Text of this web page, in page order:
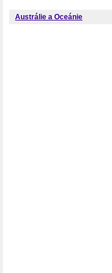
Austrálie a Oceánie